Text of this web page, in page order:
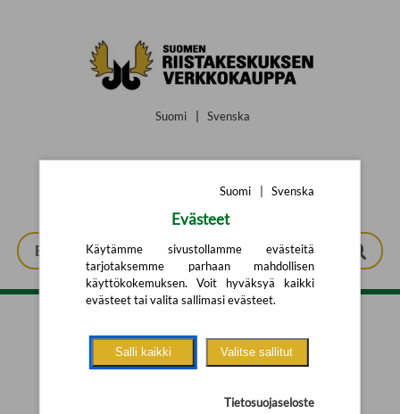
Suomi Svenska
Tarkennettu haku
Suomi Svenska
Evästeet
Käytämme sivustollamme evästeitä
tarjotaksemme parhaan mahdollisen
käyttökokemuksen. Voit hyväksyä kaikki
evästeet tai valita sallimasi evästeet.
Salli kaikki Valitse sallitut
Tietosuojaseloste